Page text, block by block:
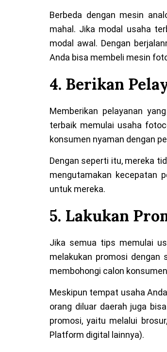
Berbeda dengan mesin
mahal. Jika modal usaha
modal awal. Dengan
Anda bisa membeli mesin
4. Berikan
Memberikan pelayanan
terbaik memulai usaha
konsumen nyaman dengan
Dengan seperti itu, mereka
mengutamakan kecepatan
untuk mereka.
5. Lakukan
Jika semua tips memulai
melakukan promosi dengan
membohongi calon
Meskipun tempat usaha
orang diluar daerah juga
promosi, yaitu melalui
Platform digital lainnya).